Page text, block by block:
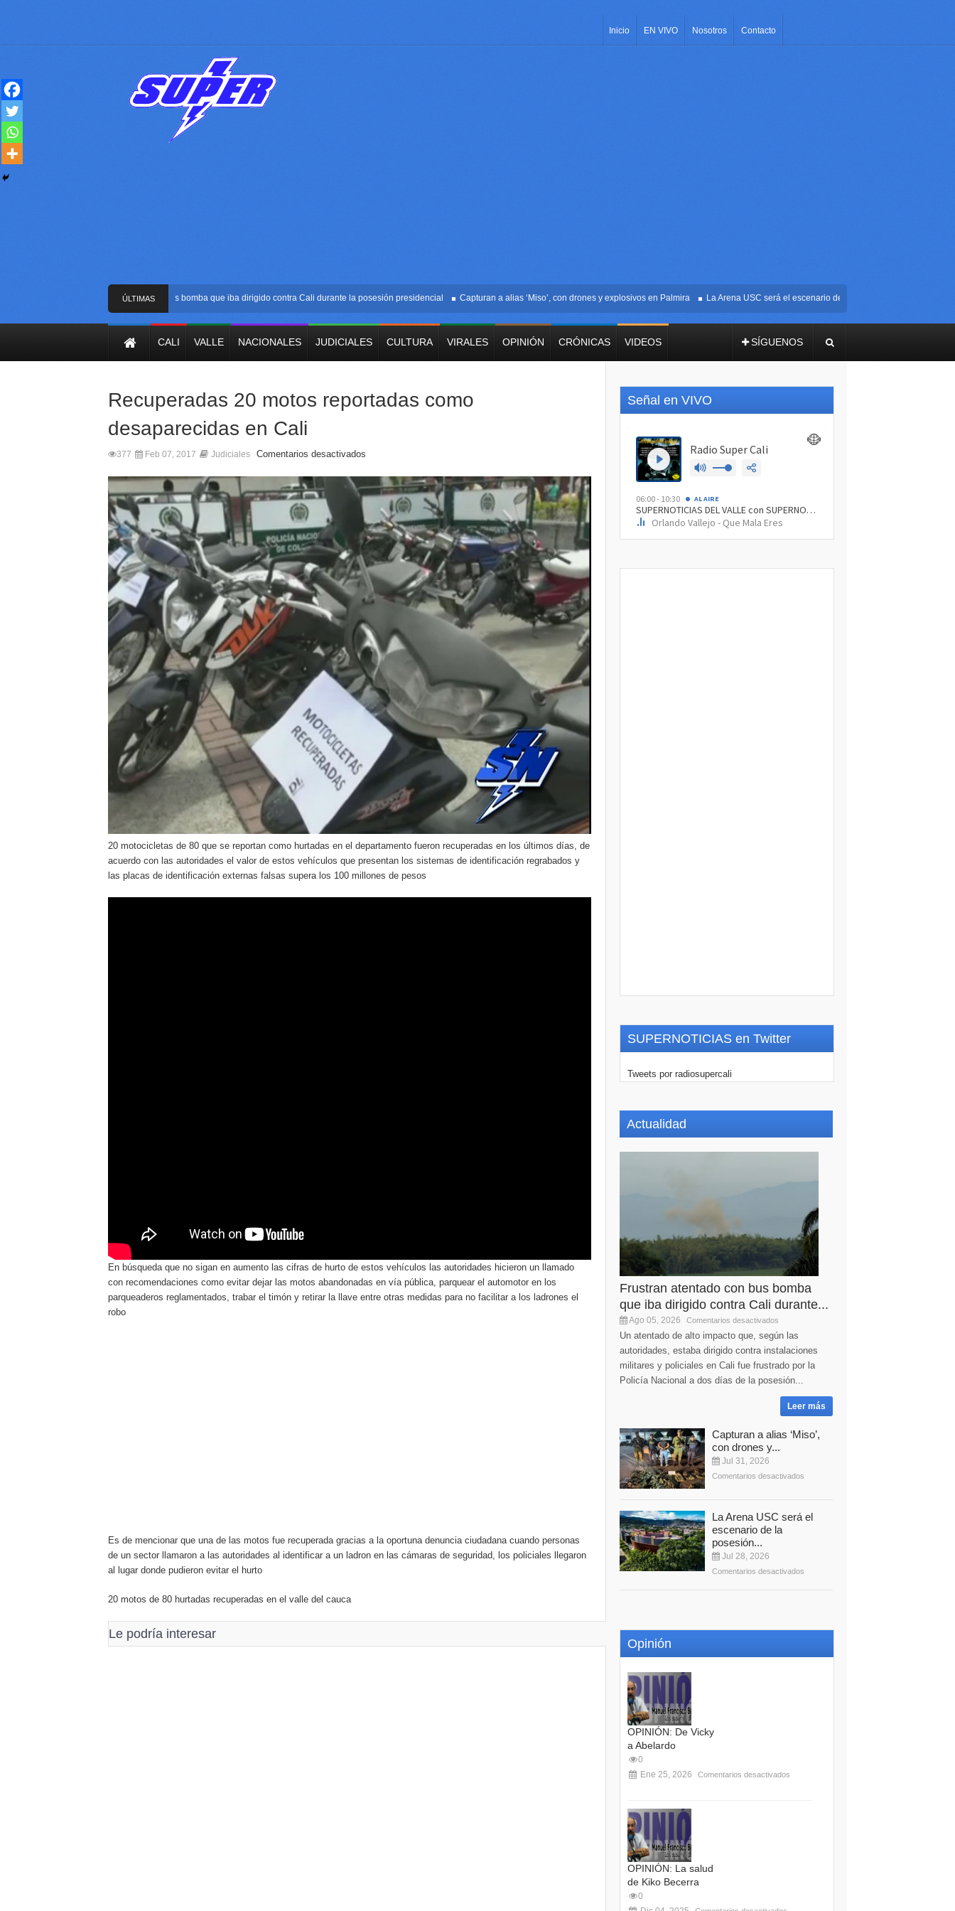
Inicio EN VIVO Nosotros Contacto
ÚLTIMAS
NOTICIAS
Frustran atentado con bus bomba que iba dirigido contra Cali durante la posesión presidencial Capturan a alias ‘Miso’, con drones y explosivos en Palmira La Arena USC será el escenario de la posesión presidencial de
CALI VALLE NACIONALES JUDICIALES CULTURA VIRALES OPINIÓN CRÓNICAS VIDEOS SÍGUENOS
Recuperadas 20 motos reportadas como
desaparecidas en Cali
377 Feb 07, 2017 Judiciales Comentarios desactivados
20 motocicletas de 80 que se reportan como hurtadas en el departamento fueron recuperadas en los últimos días, de
acuerdo con las autoridades el valor de estos vehículos que presentan los sistemas de identificación regrabados y
las placas de identificación externas falsas supera los 100 millones de pesos
En búsqueda que no sigan en aumento las cifras de hurto de estos vehículos las autoridades hicieron un llamado
con recomendaciones como evitar dejar las motos abandonadas en vía pública, parquear el automotor en los
parqueaderos reglamentados, trabar el timón y retirar la llave entre otras medidas para no facilitar a los ladrones el
robo
Es de mencionar que una de las motos fue recuperada gracias a la oportuna denuncia ciudadana cuando personas
de un sector llamaron a las autoridades al identificar a un ladron en las cámaras de seguridad, los policiales llegaron
al lugar donde pudieron evitar el hurto
20 motos de 80 hurtadas recuperadas en el valle del cauca
Le podría interesar
Señal en VIVO
SUPERNOTICIAS en Twitter
Tweets por radiosupercali
Actualidad
Frustran atentado con bus bomba
que iba dirigido contra Cali durante...
Ago 05, 2026 Comentarios desactivados
Un atentado de alto impacto que, según las
autoridades, estaba dirigido contra instalaciones
militares y policiales en Cali fue frustrado por la
Policía Nacional a dos días de la posesión...
Leer más
Capturan a alias ‘Miso’,
con drones y...
Jul 31, 2026
Comentarios desactivados
La Arena USC será el
escenario de la
posesión...
Jul 28, 2026
Comentarios desactivados
Opinión
OPINIÓN: De Vicky
a Abelardo
0
Ene 25, 2026
Comentarios desactivados
OPINIÓN: La salud
de Kiko Becerra
0